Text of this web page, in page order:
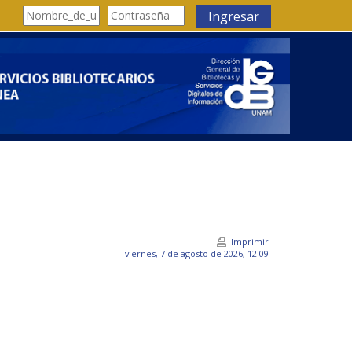
Ingresar
Imprimir
viernes, 7 de agosto de 2026, 12:09